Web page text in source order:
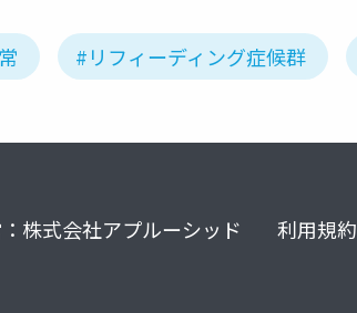
#リフィーディング症候群
株式会社アプルーシッド 利用規約